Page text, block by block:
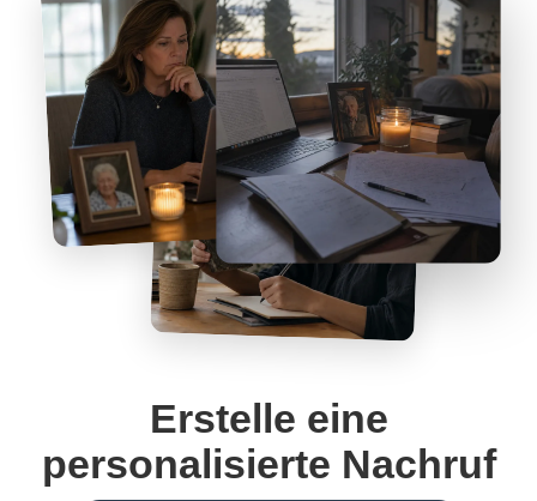
Erstelle eine
personalisierte Nachruf